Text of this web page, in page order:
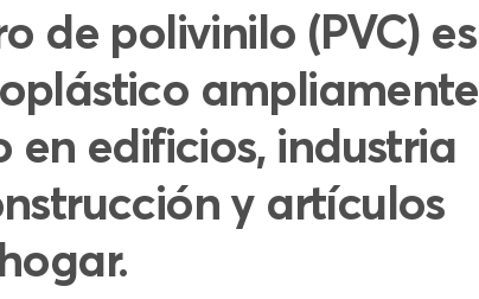
de polivinilo (PVC) es
ampliamente
en edificios, industria
y artículos